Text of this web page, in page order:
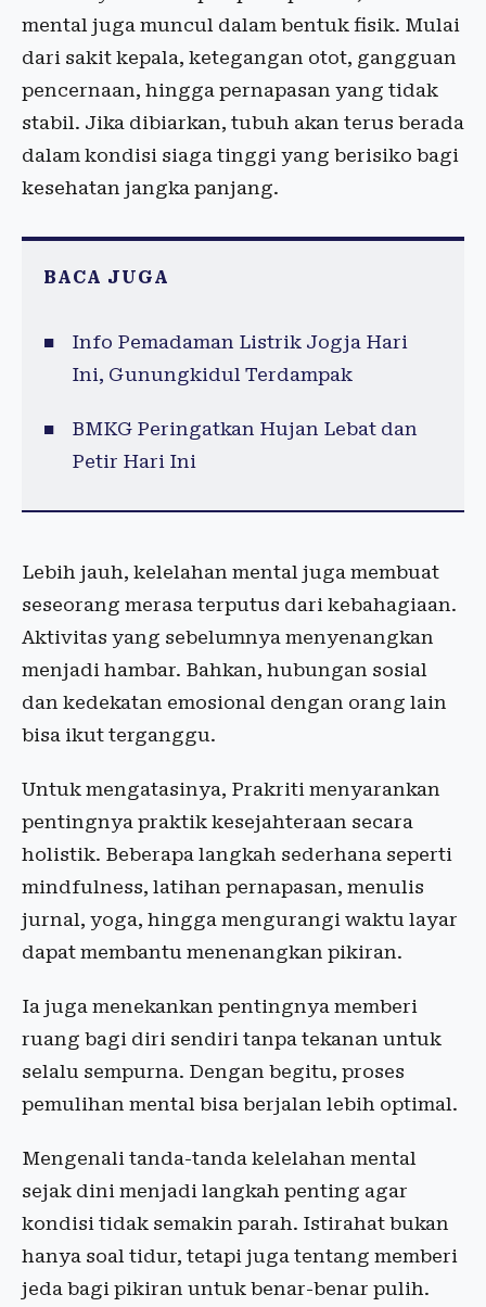
mental juga muncul dalam bentuk fisik. Mulai
dari sakit kepala, ketegangan otot, gangguan
pencernaan, hingga pernapasan yang tidak
stabil. Jika dibiarkan, tubuh akan terus berada
dalam kondisi siaga tinggi yang berisiko bagi
kesehatan jangka panjang.
BACA JUGA
Info Pemadaman Listrik Jogja Hari
Ini, Gunungkidul Terdampak
BMKG Peringatkan Hujan Lebat dan
Petir Hari Ini
Lebih jauh, kelelahan mental juga membuat
seseorang merasa terputus dari kebahagiaan.
Aktivitas yang sebelumnya menyenangkan
menjadi hambar. Bahkan, hubungan sosial
dan kedekatan emosional dengan orang lain
bisa ikut terganggu.
Untuk mengatasinya, Prakriti menyarankan
pentingnya praktik kesejahteraan secara
holistik. Beberapa langkah sederhana seperti
mindfulness, latihan pernapasan, menulis
jurnal, yoga, hingga mengurangi waktu layar
dapat membantu menenangkan pikiran.
Ia juga menekankan pentingnya memberi
ruang bagi diri sendiri tanpa tekanan untuk
selalu sempurna. Dengan begitu, proses
pemulihan mental bisa berjalan lebih optimal.
Mengenali tanda-tanda kelelahan mental
sejak dini menjadi langkah penting agar
kondisi tidak semakin parah. Istirahat bukan
hanya soal tidur, tetapi juga tentang memberi
jeda bagi pikiran untuk benar-benar pulih.